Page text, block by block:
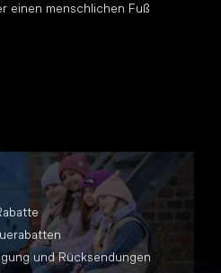
einen menschlichen Fuß
und Rücksendungen